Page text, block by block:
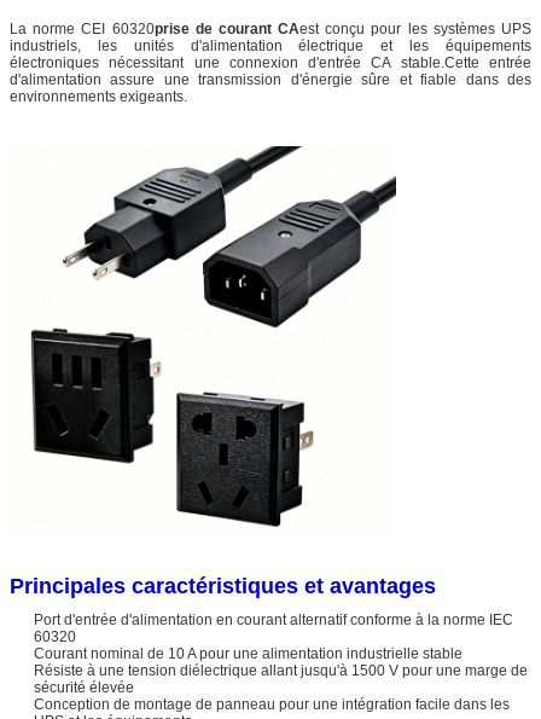
La norme CEI 60320prise de courant CAest conçu pour les systèmes UPS
industriels, les unités d'alimentation électrique et les équipements
électroniques nécessitant une connexion d'entrée CA stable.Cette entrée
d'alimentation assure une transmission d'énergie sûre et fiable dans des
environnements exigeants.
Principales caractéristiques et avantages
Port d'entrée d'alimentation en courant alternatif conforme à la norme IEC
60320
Courant nominal de 10 A pour une alimentation industrielle stable
Résiste à une tension diélectrique allant jusqu'à 1500 V pour une marge de
sécurité élevée
Conception de montage de panneau pour une intégration facile dans les